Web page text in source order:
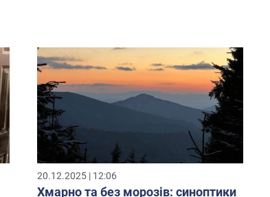
20.12.2025 | 12:06
Хмарно та без морозів: синоптики